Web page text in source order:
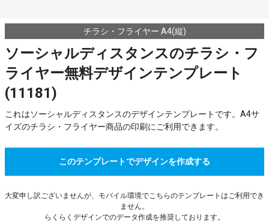
チラシ・フライヤー A4(縦)
ソーシャルディスタンスのチラシ・フ
ライヤー無料デザインテンプレート
(11181)
これはソーシャルディスタンスのデザインテンプレートです。A4サ
イズのチラシ・フライヤー商品の印刷にご利用できます。
このテンプレートでデザインを作成する
大変申し訳ございませんが、モバイル環境でこちらのテンプレートはご利用でき
ません。
らくらくデザインでのデータ作成を推奨しております。